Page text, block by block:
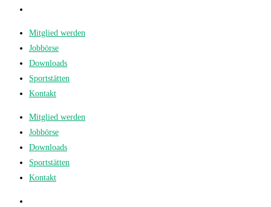
Mitglied werden
Jobbörse
Downloads
Sportstätten
Kontakt
Mitglied werden
Jobbörse
Downloads
Sportstätten
Kontakt